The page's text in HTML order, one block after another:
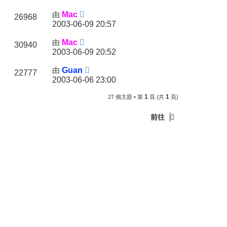
26968 由 Mac
2003-06-09 20:57
30940 由 Mac
2003-06-09 20:52
22777 由 Guan
2003-06-06 23:00
27 個主題 • 第 1 頁 (共 1 頁)
前往